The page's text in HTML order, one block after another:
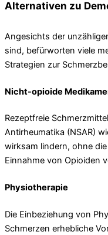
Alternativen zu
Angesichts der
sind, befürworten viele
Strategien zur
Nicht-opioide
Rezeptfreie
Antirheumatika (NSAR)
wirksam lindern, ohne
Einnahme von Opioiden
Physiotherapie
Die Einbeziehung von
Schmerzen erhebliche